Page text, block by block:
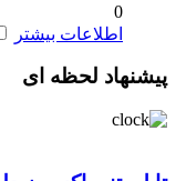
0
اطلاعات بیشتر
پیشنهاد لحظه ای